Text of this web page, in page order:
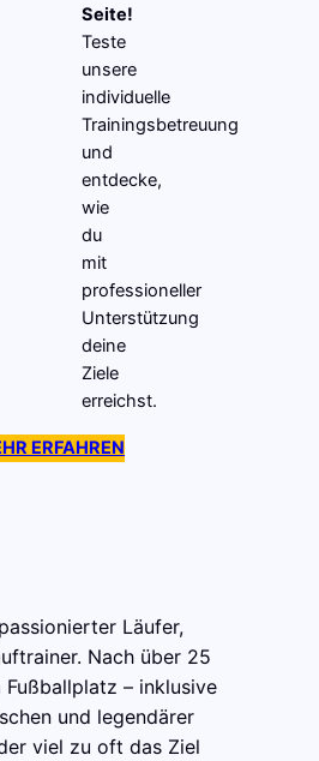
Seite!
Teste
unsere
individuelle
Trainingsbetreuung
und
entdecke,
wie
du
mit
professioneller
Unterstützung
deine
Ziele
erreichst.
ERFAHREN
Läufer,
Nach über 25
– inklusive
und legendärer
viel zu oft das Ziel